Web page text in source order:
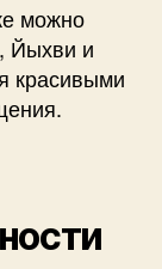
можно
Йыхви и
красивыми